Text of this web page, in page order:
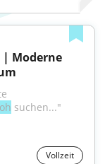
| Moderne
suchen..."
Vollzeit